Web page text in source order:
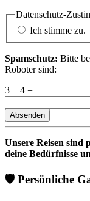
Datenschutz-
Ich stimme zu.
Spamschutz: Bitte
Roboter sind:
3 + 4 =
Absenden
Unsere Reisen sind
deine Bedürfnisse
🛡️ Persönliche